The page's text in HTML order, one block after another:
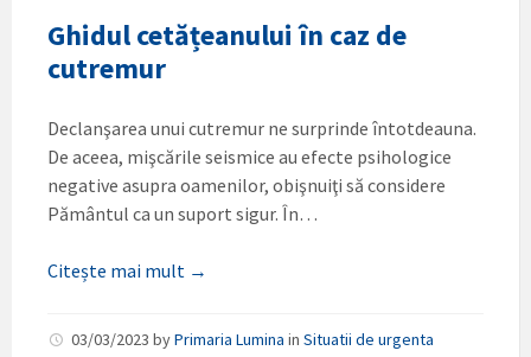
Ghidul cetățeanului în caz de
cutremur
Declanşarea unui cutremur ne surprinde întotdeauna.
De aceea, mişcările seismice au efecte psihologice
negative asupra oamenilor, obişnuiţi să considere
Pământul ca un suport sigur. În…
Citește mai mult →
03/03/2023 byPrimaria Lumina in Situatii de urgenta